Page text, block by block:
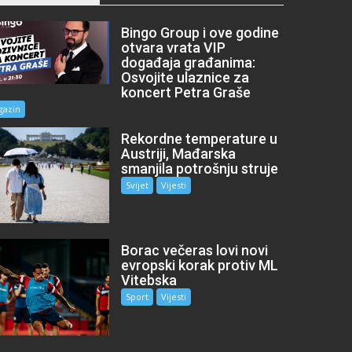
Bingo Group i ove godine
otvara vrata VIP
događaja građanima:
Osvojite ulaznice za
koncert Petra Graše
Rekordne temperature u
Austriji, Mađarska
smanjila potrošnju struje
Svijet Vijesti
Borac večeras lovi novi
evropski korak protiv ML
Vitebska
Sport Vijesti